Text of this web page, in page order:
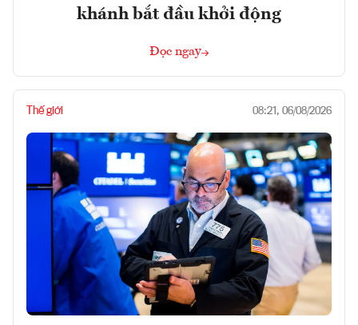
khánh bắt đầu khởi động
Đọc ngay
Thế giới 08:21, 06/08/2026